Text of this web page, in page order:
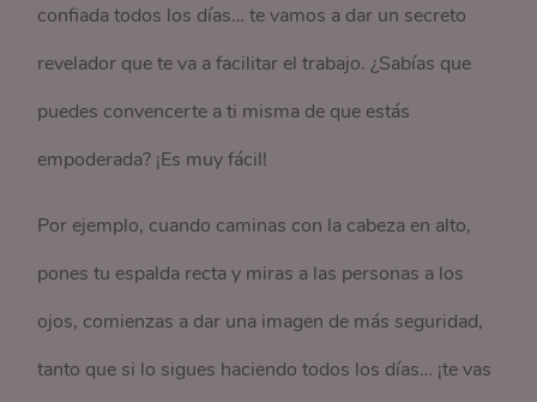
confiada todos los días… te vamos a dar un secreto
revelador que te va a facilitar el trabajo. ¿Sabías que
puedes convencerte a ti misma de que estás
empoderada? ¡Es muy fácil!
Por ejemplo, cuando caminas con la cabeza en alto,
pones tu espalda recta y miras a las personas a los
ojos, comienzas a dar una imagen de más seguridad,
tanto que si lo sigues haciendo todos los días… ¡te vas